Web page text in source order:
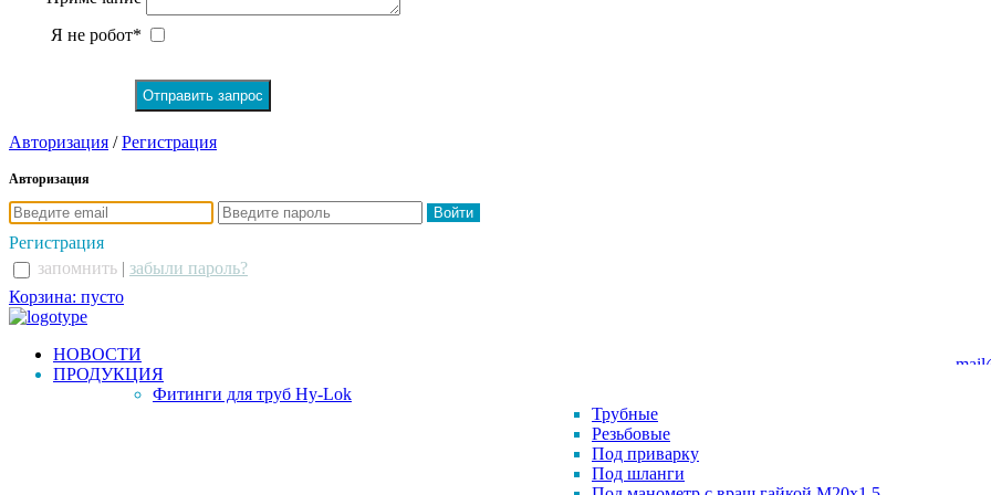
Я не робот*
Авторизация /Регистрация
Авторизация
Регистрация
запомнить | забыли пароль?
Корзина: пусто
НОВОСТИ
ПРОДУКЦИЯ
Фитинги для труб Hy-Lok
Трубные
Резьбовые
Под приварку
Под шланги